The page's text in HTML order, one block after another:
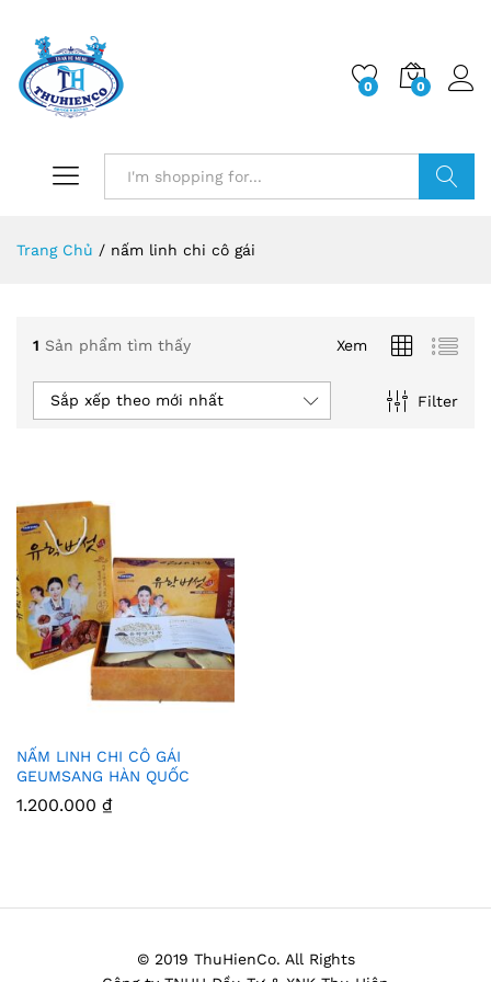
0 0
Trang Chủ / nấm linh chi cô gái
1 Sản phẩm tìm thấy Xem
Filter
Sắp xếp theo mới nhất
Thê
Thíc
NẤM LINH CHI CÔ GÁI
GEUMSANG HÀN QUỐC
1.200.000 ₫
© 2019 ThuHienCo. All Rights